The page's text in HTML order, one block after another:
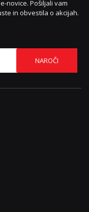
novice. Pošiljali vam
in obvestila o akcijah.
NAROČI